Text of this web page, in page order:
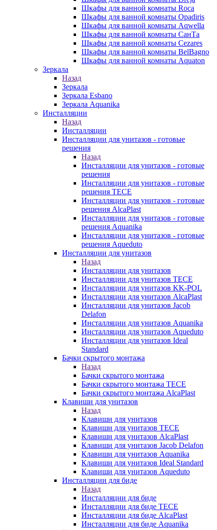
Шкафы для ванной комнаты Roca
Шкафы для ванной комнаты Opadiris
Шкафы для ванной комнаты Aqwella
Шкафы для ванной комнаты СанТа
Шкафы для ванной комнаты Cezares
Шкафы для ванной комнаты BelBagno
Шкафы для ванной комнаты Aquaton
Зеркала
Назад
Зеркала
Зеркала Esbano
Зеркала Aquanika
Инсталляции
Назад
Инсталляции
Инсталляции для унитазов - готовые
решения
Назад
Инсталляции для унитазов - готовые
решения
Инсталляции для унитазов - готовые
решения TECE
Инсталляции для унитазов - готовые
решения AlcaPlast
Инсталляции для унитазов - готовые
решения Aquanika
Инсталляции для унитазов - готовые
решения Aqueduto
Инсталляции для унитазов
Назад
Инсталляции для унитазов
Инсталляции для унитазов TECE
Инсталляции для унитазов KK-POL
Инсталляции для унитазов AlcaPlast
Инсталляции для унитазов Jacob
Delafon
Инсталляции для унитазов Aquanika
Инсталляции для унитазов Aqueduto
Инсталляции для унитазов Ideal
Standard
Бачки скрытого монтажа
Назад
Бачки скрытого монтажа
Бачки скрытого монтажа TECE
Бачки скрытого монтажа AlcaPlast
Клавиши для унитазов
Назад
Клавиши для унитазов
Клавиши для унитазов TECE
Клавиши для унитазов AlcaPlast
Клавиши для унитазов Jacob Delafon
Клавиши для унитазов Aquanika
Клавиши для унитазов Ideal Standard
Клавиши для унитазов Aqueduto
Инсталляции для биде
Назад
Инсталляции для биде
Инсталляции для биде TECE
Инсталляции для биде AlcaPlast
Инсталляции для биде Aquanika